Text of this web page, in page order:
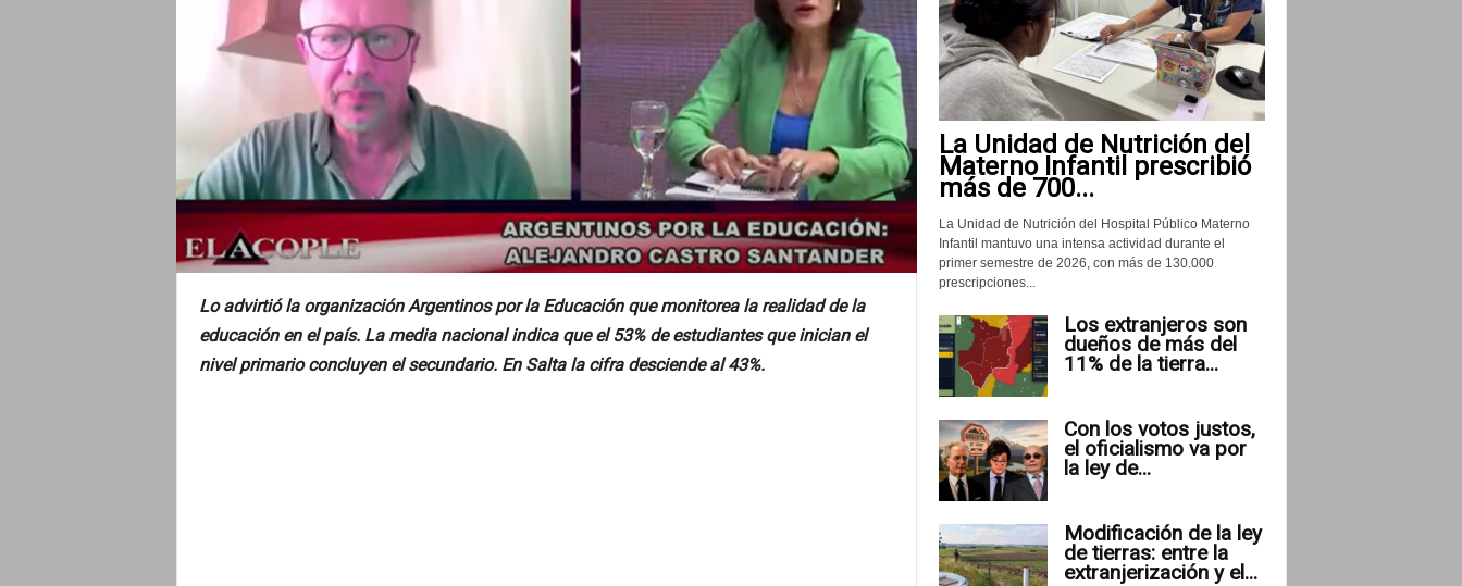
Lo advirtió la organización Argentinos por la Educación que monitorea la realidad de la
educación en el país. La media nacional indica que el 53% de estudiantes que inician el
nivel primario concluyen el secundario. En Salta la cifra desciende al 43%.
La Unidad de Nutrición del
Materno Infantil prescribió
más de 700...
La Unidad de Nutrición del Hospital Público Materno
Infantil mantuvo una intensa actividad durante el
primer semestre de 2026, con más de 130.000
prescripciones...
Los extranjeros son
dueños de más del
11% de la tierra...
Con los votos justos,
el oficialismo va por
la ley de...
Modificación de la ley
de tierras: entre la
extranjerización y el...